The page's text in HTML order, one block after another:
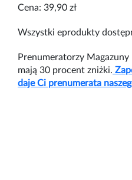
Cena: 39,90 zł
Wszystki eprodukty
Prenumeratorzy
mają 30 procent zniżki.
daje Ci prenumerata